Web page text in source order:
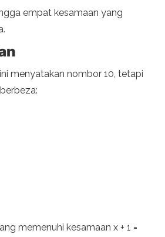
empat kesamaan yang
menyatakan nombor 10, tetapi
memenuhi kesamaan x + 1 =